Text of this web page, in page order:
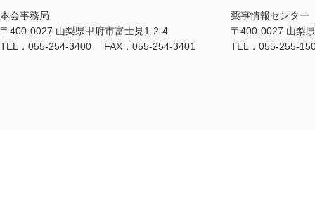
本会事務局
〒400-0027 山梨県甲府市富士見1-2-4
TEL．055-254-3400 FAX．055-254-3401
薬事情報センター
〒400-0027 山梨
TEL．055-255-